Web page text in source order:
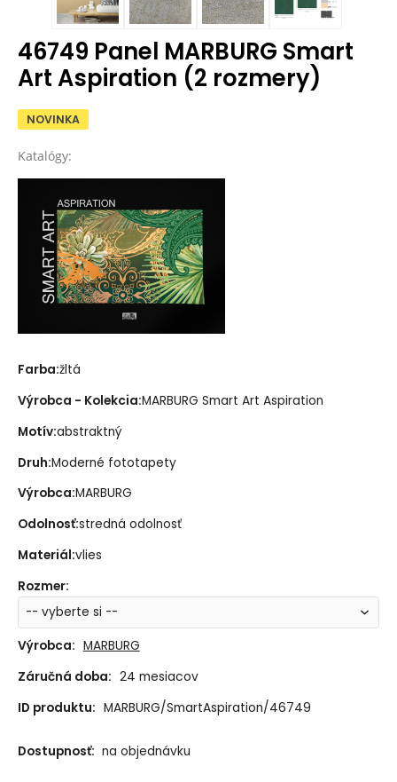
46749 Panel MARBURG Smart
Art Aspiration (2 rozmery)
NOVINKA
Katalógy:
Farba:žltá
Výrobca - Kolekcia:MARBURG Smart Art Aspiration
Motív:abstraktný
Druh:Moderné fototapety
Výrobca:MARBURG
Odolnosť:stredná odolnosť
Materiál:vlies
Rozmer:
Výrobca: MARBURG
Záručná doba: 24 mesiacov
ID produktu: MARBURG/SmartAspiration/46749
Dostupnosť: na objednávku